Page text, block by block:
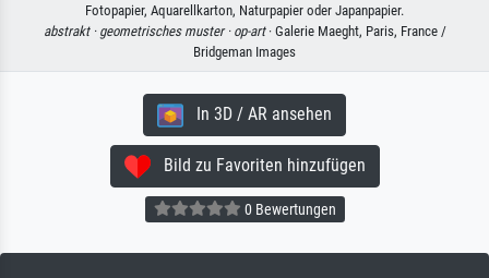
Fotopapier, Aquarellkarton, Naturpapier oder Japanpapier.
abstrakt · geometrisches muster · op-art· Galerie Maeght, Paris, France /
Bridgeman Images
In 3D / AR ansehen
Bild zu Favoriten hinzufügen
0 Bewertungen